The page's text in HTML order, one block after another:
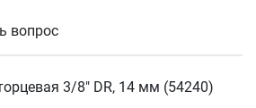
вопрос
3/8" DR, 14 мм (54240)